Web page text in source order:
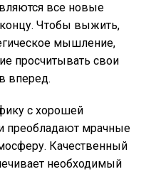
все новые
концу. Чтобы выжить,
мышление,
просчитывать свои
вперед.
с хорошей
преобладают мрачные
Качественный
необходимый